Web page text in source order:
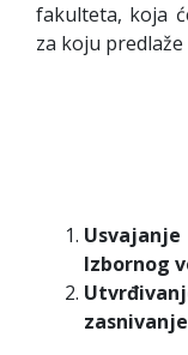
fakulteta, koja
za koju predlaže
Izbornog